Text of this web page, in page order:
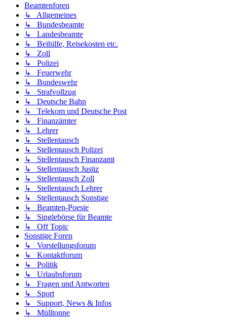
Beamtenforen
↳ Allgemeines
↳ Bundesbeamte
↳ Landesbeamte
↳ Beihilfe, Reisekosten etc.
↳ Zoll
↳ Polizei
↳ Feuerwehr
↳ Bundeswehr
↳ Strafvollzug
↳ Deutsche Bahn
↳ Telekom und Deutsche Post
↳ Finanzämter
↳ Lehrer
↳ Stellentausch
↳ Stellentausch Polizei
↳ Stellentausch Finanzamt
↳ Stellentausch Justiz
↳ Stellentausch Zoll
↳ Stellentausch Lehrer
↳ Stellentausch Sonstige
↳ Beamten-Poesie
↳ Singlebörse für Beamte
↳ Off Topic
Sonstige Foren
↳ Vorstellungsforum
↳ Kontaktforum
↳ Politik
↳ Urlaubsforum
↳ Fragen und Antworten
↳ Sport
↳ Support, News & Infos
↳ Mülltonne